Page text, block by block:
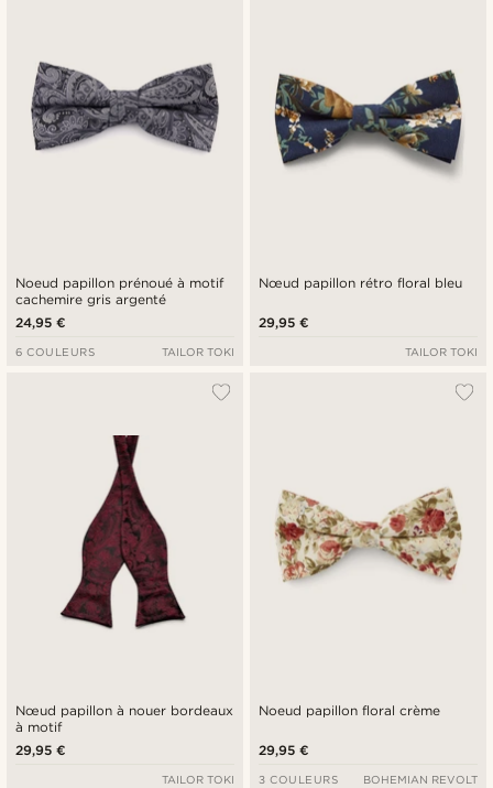
Noeud papillon prénoué à motif
cachemire gris argenté
24,95 €
6 COULEURS TAILOR TOKI
Nœud papillon rétro floral bleu
29,95 €
TAILOR TOKI
Nœud papillon à nouer bordeaux
à motif
29,95 €
TAILOR TOKI
Noeud papillon floral crème
29,95 €
3 COULEURS BOHEMIAN REVOLT